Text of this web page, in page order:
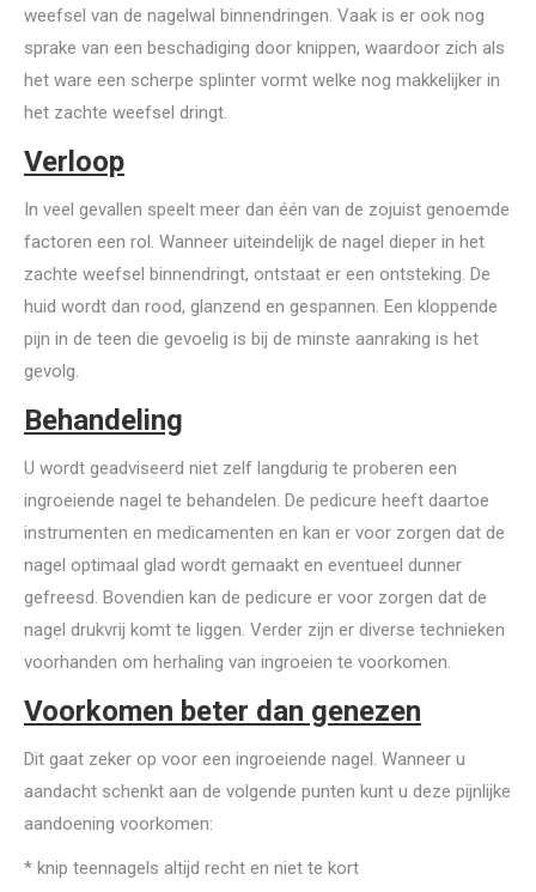
weefsel van de nagelwal binnendringen. Vaak is er ook nog
sprake van een beschadiging door knippen, waardoor zich als
het ware een scherpe splinter vormt welke nog makkelijker in
het zachte weefsel dringt.
Verloop
In veel gevallen speelt meer dan één van de zojuist genoemde
factoren een rol. Wanneer uiteindelijk de nagel dieper in het
zachte weefsel binnendringt, ontstaat er een ontsteking. De
huid wordt dan rood, glanzend en gespannen. Een kloppende
pijn in de teen die gevoelig is bij de minste aanraking is het
gevolg.
Behandeling
U wordt geadviseerd niet zelf langdurig te proberen een
ingroeiende nagel te behandelen. De pedicure heeft daartoe
instrumenten en medicamenten en kan er voor zorgen dat de
nagel optimaal glad wordt gemaakt en eventueel dunner
gefreesd. Bovendien kan de pedicure er voor zorgen dat de
nagel drukvrij komt te liggen. Verder zijn er diverse technieken
voorhanden om herhaling van ingroeien te voorkomen.
Voorkomen beter dan genezen
Dit gaat zeker op voor een ingroeiende nagel. Wanneer u
aandacht schenkt aan de volgende punten kunt u deze pijnlijke
aandoening voorkomen:
* knip teennagels altijd recht en niet te kort